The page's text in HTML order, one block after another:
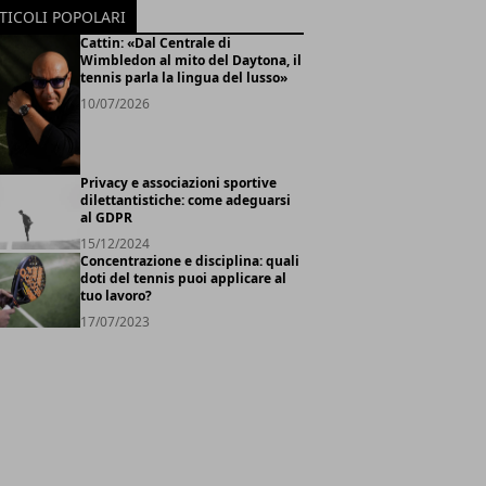
POPOLARI
Cattin: «Dal Centrale di
Wimbledon al mito del Daytona, il
tennis parla la lingua del lusso»
10/07/2026
Privacy e associazioni sportive
dilettantistiche: come adeguarsi
al GDPR
15/12/2024
Concentrazione e disciplina: quali
doti del tennis puoi applicare al
tuo lavoro?
17/07/2023